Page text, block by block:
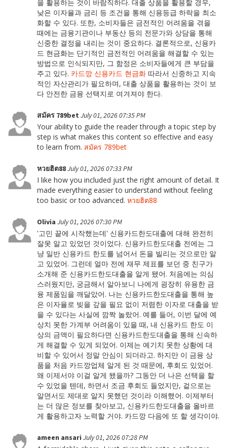
을 활용하는 것이 바람직하다. 대출 상품을 활용할 경우,
낮은 이자율과 금리 등 조건을 통해 신용등급 하락을 최소
화할 수 있다. 또한, 소비자들은 금전적인 어려움을 겪을
때에는 금융기관이나 부동산 등의 전문가와 상담을 통해
신중한 결정을 내리는 것이 중요하다. 결론적으로, 신용카
드 현금화는 단기적인 금전적인 어려움을 해결할 수 있는
방법으로 인식되지만, 그 함정은 소비자들에게 큰 부담을
주고 있다. 카드깡 신용카드 현금화 따라서 신중하고 지속
적인 자산관리가 필요하며, 대출 상품을 활용하는 것이 보
다 안전한 금융 선택지로 여겨져야 한다.
สมัคร 789bet July 01, 2026 07:35 PM
Your ability to guide the reader through a topic step by
step is what makes this content so effective and easy
to learn from. สมัคร 789bet
หวยฮิต88July 01, 2026 07:33 PM
I like how you included just the right amount of detail. It
made everything easier to understand without feeling
too basic or too advanced. หวยฮิต88
Olivia July 01, 2026 07:30 PM
'고민 끝에 시작했는데' 신용카드한도대출에 대해 완전히
잘못 알고 있었던 것이었다. 신용카드한도대출 전에는 그
냥 일반 신용카드 한도를 넘어서 돈을 빌리는 것으로만 알
고 있었어. 그런데 얼마 전에 재무 제표를 보던 중 친구가
소개해 준 신용카드한도대출을 알게 됐어. 처음에는 의심
스러웠지만, 궁금해서 알아보니 나에게 굉장히 유용한 금
융 제품임을 깨달았어. 나는 신용카드한도대출을 통해 높
은 이자율로 빚을 갚을 필요 없이 저렴한 이자로 대출을 받
을 수 있다는 사실에 깜짝 놀랐어. 예를 들어, 이번 달에 예
상치 못한 가계부 어려움이 있을 때, 내 신용카드 한도 이
상의 금액이 필요하다면 신용카드한도대출을 통해 신속하
게 해결할 수 있게 되었어. 이제는 예기치 못한 상황에 대
비할 수 있어서 정말 안심이 되더라고. 하지만 이 금융 상
품을 처음 카드깡업체 알게 된 것 때문에, 후회도 있었어.
왜 이제서야 이걸 알게 됐을까? 그동안 더 나은 선택을 할
수 있었을 텐데, 하면서 조금 후회도 들었지만, 겉으로는
알면서도 제대로 알지 못했던 것이라 이해했어. 이제부터
는 더 많은 정보를 찾아보고, 신용카드한도대출을 올바르
게 활용하고자 노력할 거야. 카드깡 다음에 또 할 생각이야.
ameen ansari July 01, 2026 07:28 PM